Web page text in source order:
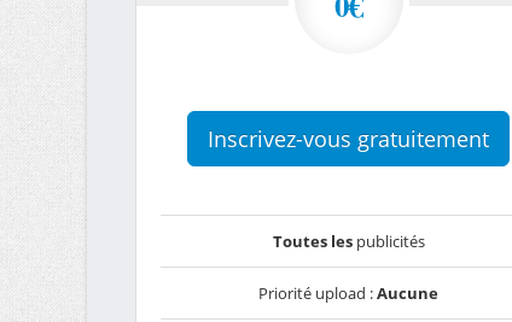
Inscrivez-vous gratuitement
Toutes lespublicités
Priorité upload :Aucune